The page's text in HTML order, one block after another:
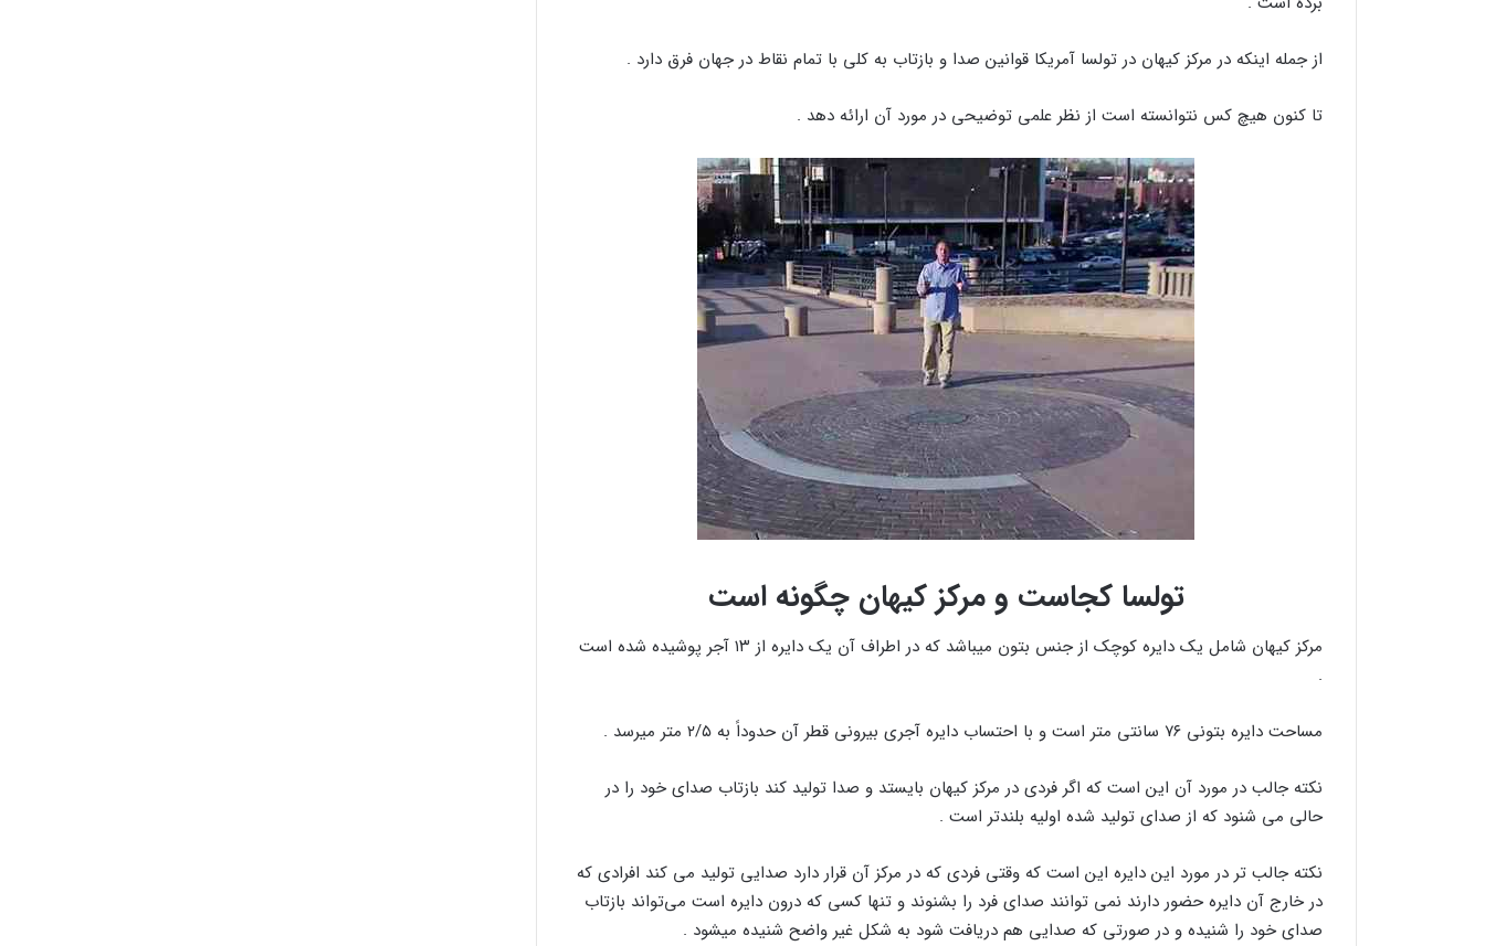
از جمله اینکه در مرکز کیهان در تولسا آمریکا قوانین صدا و بازتاب به کلی با تمام نقاط در جهان فرق دارد .
تا کنون هیچ کس نتوانسته است از نظر علمی توضیحی در مورد آن ارائه دهد .
تولسا کجاست و مرکز کیهان چگونه است
مرکز کیهان شامل یک دایره کوچک از جنس بتون میباشد که در اطراف آن یک دایره از ۱۳ آجر پوشیده شده است
.
مساحت دایره بتونی ۷۶ سانتی متر است و با احتساب دایره آجری بیرونی قطر آن حدوداً به ۲/۵ متر میرسد .
نکته جالب در مورد آن این است که اگر فردی در مرکز کیهان بایستد و صدا تولید کند بازتاب صدای خود را در
حالی می شنود که از صدای تولید شده اولیه بلندتر است .
نکته جالب تر در مورد این دایره این است که وقتی فردی که در مرکز آن قرار دارد صدایی تولید می کند افرادی که
در خارج آن دایره حضور دارند نمی توانند صدای فرد را بشنوند و تنها کسی که درون دایره است می‌تواند بازتاب
صدای خود را شنیده و در صورتی که صدایی هم دریافت شود به شکل غیر واضح شنیده میشود .